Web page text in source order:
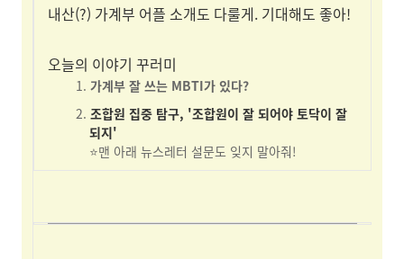
내산(?) 가계부 어플 소개도 다룰게. 기대해도 좋아!
오늘의 이야기 꾸러미
가계부 잘 쓰는 MBTI가 있다?
조합원 집중 탐구, '조합원이 잘 되어야 토닥이 잘
되지'
⭐맨 아래 뉴스레터 설문도 잊지 말아줘!